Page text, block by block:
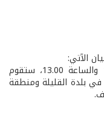
الآتي:
بتاريخ 8 /7 /2026، ما بين الساعة 11.00 والساعة 13.00، ستقوم
بلدة القليلة ومنطقة